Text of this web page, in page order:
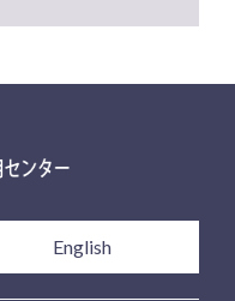
English